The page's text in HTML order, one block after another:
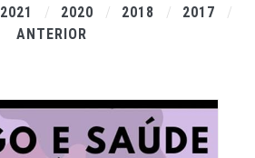
2021 2020 2018
2017
ANTERIOR